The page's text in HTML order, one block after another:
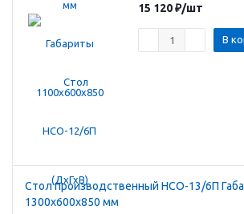
15 120₽/шт
В
Стол производственный HCO-13/6П
1300х600х850 мм